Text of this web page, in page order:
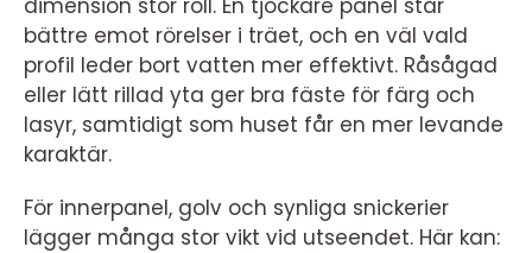
dimension stor roll. En tjockare panel står
bättre emot rörelser i träet, och en väl vald
profil leder bort vatten mer effektivt. Råsågad
eller lätt rillad yta ger bra fäste för färg och
lasyr, samtidigt som huset får en mer levande
karaktär.
För innerpanel, golv och synliga snickerier
lägger många stor vikt vid utseendet. Här kan: